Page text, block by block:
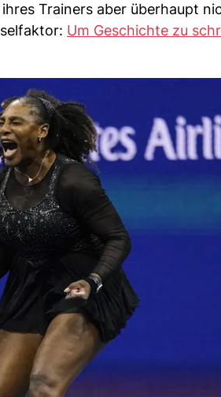
Trainers aber überhaupt
Um Geschichte zu